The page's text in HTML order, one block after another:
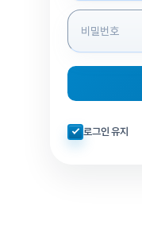
자동로그인 체크
로그인 유지